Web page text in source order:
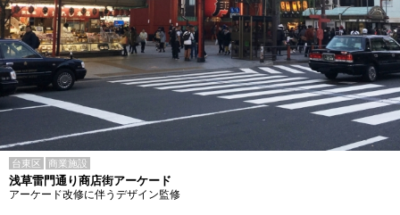
台東区 商業施設
浅草雷門通り商店街アーケード
アーケード改修に伴うデザイン監修